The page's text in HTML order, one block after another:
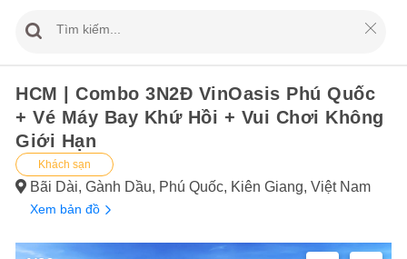
HCM | Combo 3N2Đ VinOasis Phú Quốc
+ Vé Máy Bay Khứ Hồi + Vui Chơi Không
Giới Hạn
Khách sạn
Bãi Dài, Gành Dầu, Phú Quốc, Kiên Giang, Việt Nam
Xem bản đồ